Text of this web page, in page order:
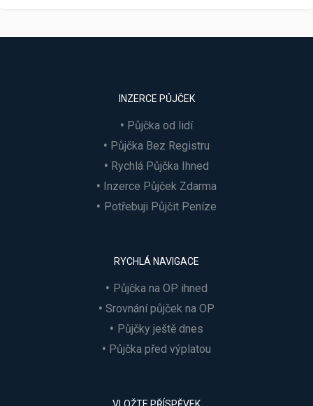
INZERCE PŮJČEK
Půjčka od lidí
Půjčka Bez Registru
Rychlá Půjčka Ihned
Inzerce Půjček Zdarma
Potřebuji Půjčit Peníze
RYCHLÁ NAVIGACE
Půjčka na OP ihned
Srovnání půjček na OP
Půjčky ještě dnes
Půjčka před výplatou